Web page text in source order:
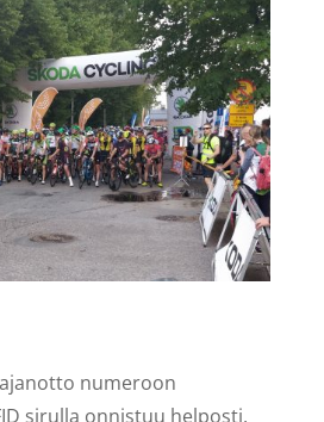
numeroon
sirulla onnistuu helposti.